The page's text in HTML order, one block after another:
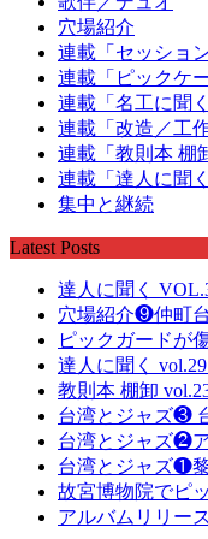
穴場紹介
連載「セッショ
連載「ピックケー
連載「名工に聞く
連載「改造／工
連載「教則本 棚
連載「達人に聞
集中と継続
Latest Posts
達人に聞く
穴場紹介❾仲町
ピックガードが
達人に聞く
教則本 棚卸
台湾とジャズ❸
台湾とジャズ❷
台湾とジャズ❶
故宮博物院でピ
アルバムリリー